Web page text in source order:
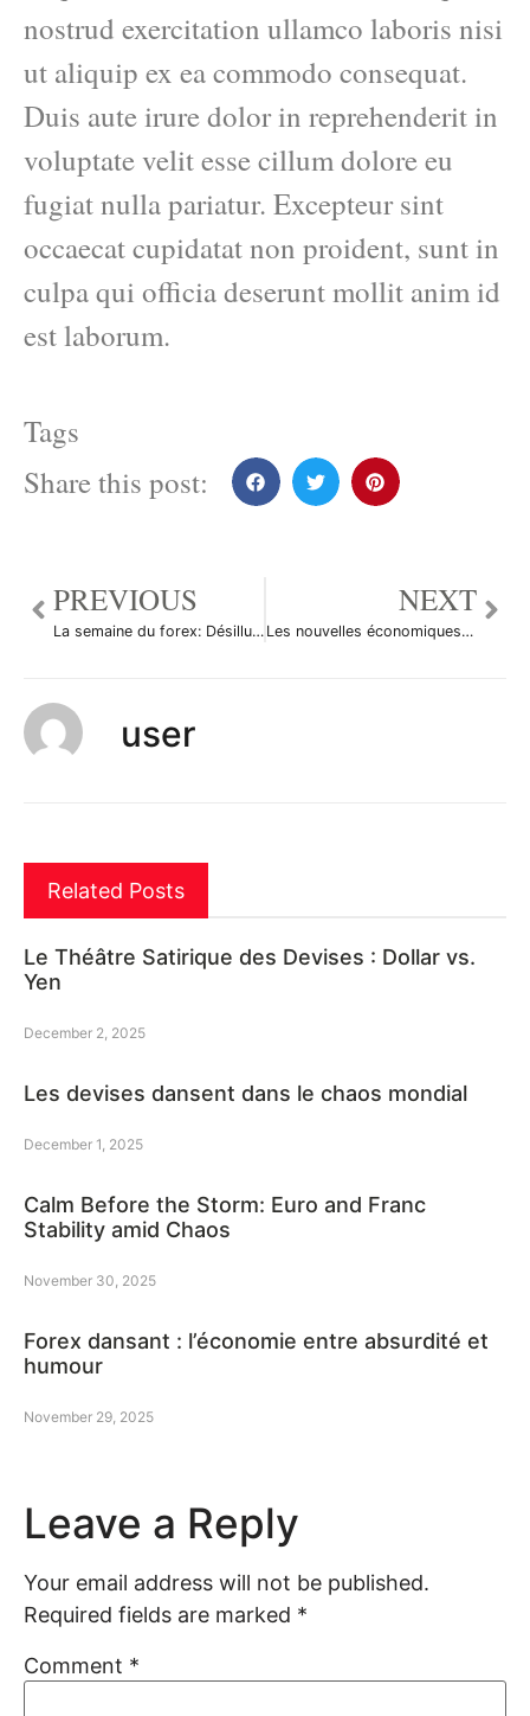
nostrud exercitation ullamco laboris nisi
ut aliquip ex ea commodo consequat.
Duis aute irure dolor in reprehenderit in
voluptate velit esse cillum dolore eu
fugiat nulla pariatur. Excepteur sint
occaecat cupidatat non proident, sunt in
culpa qui officia deserunt mollit anim id
est laborum.
Tags
Share this post:
PREVIOUS
La semaine du forex: Désillusions européennes
NEXT
Les nouvelles économiques du marché des changes du 18 novembre 2013
user
Related Posts
Le Théâtre Satirique des Devises : Dollar vs.
Yen
December 2, 2025
Les devises dansent dans le chaos mondial
December 1, 2025
Calm Before the Storm: Euro and Franc
Stability amid Chaos
November 30, 2025
Forex dansant : l’économie entre absurdité et
humour
November 29, 2025
Leave a Reply
Your email address will not be published.
Required fields are marked *
Comment *